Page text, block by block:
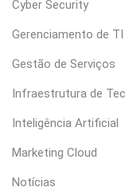
Cyber Security
Gerenciamento de TI
Gestão de Serviços
Infraestrutura de
Inteligência Artificial
Marketing Cloud
Notícias